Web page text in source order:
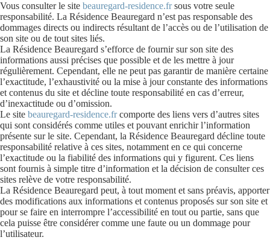
Vous consulter le site beauregard-residence.frsous votre seule
responsabilité. La Résidence Beauregard n’est pas responsable des
dommages directs ou indirects résultant de l’accès ou de l’utilisation de
son site ou de tout sites liés.
La Résidence Beauregard s’efforce de fournir sur son site des
informations aussi précises que possible et de les mettre à jour
régulièrement. Cependant, elle ne peut pas garantir de manière certaine
l’exactitude, l’exhaustivité ou la mise à jour constante des informations
et contenus du site et décline toute responsabilité en cas d’erreur,
d’inexactitude ou d’omission.
Le site beauregard-residence.frcomporte des liens vers d’autres sites
qui sont considérés comme utiles et pouvant enrichir l’information
présente sur le site. Cependant, la Résidence Beauregard décline toute
responsabilité relative à ces sites, notamment en ce qui concerne
l’exactitude ou la fiabilité des informations qui y figurent. Ces liens
sont fournis à simple titre d’information et la décision de consulter ces
sites relève de votre responsabilité.
La Résidence Beauregard peut, à tout moment et sans préavis, apporter
des modifications aux informations et contenus proposés sur son site et
pour se faire en interrompre l’accessibilité en tout ou partie, sans que
cela puisse être considérer comme une faute ou un dommage pour
l’utilisateur.